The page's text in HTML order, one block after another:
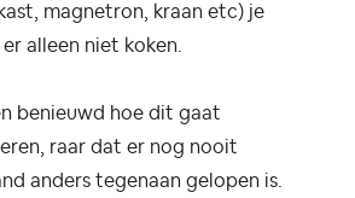
magnetron, kraan etc) je
alleen niet koken.
benieuwd hoe dit gaat
raar dat er nog nooit
anders tegenaan gelopen is.